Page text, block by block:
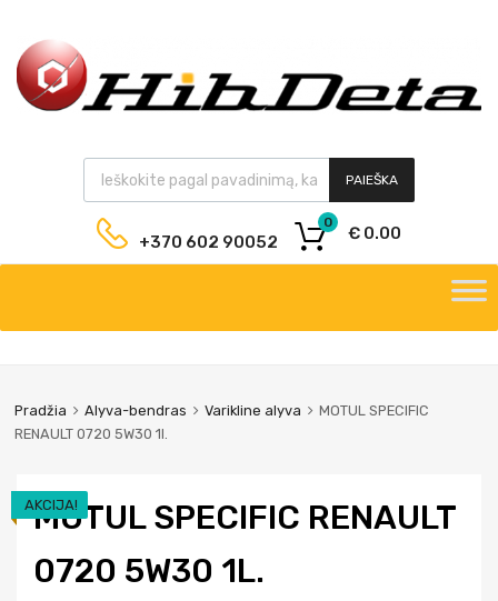
PAIEŠKA
+370 602 90052 € 0.00
0
Pradžia Alyva-bendras Varikline alyva
MOTUL SPECIFIC
RENAULT 0720 5W30 1l.
MOTUL SPECIFIC RENAULT
0720 5W30 1L.
AKCIJA!